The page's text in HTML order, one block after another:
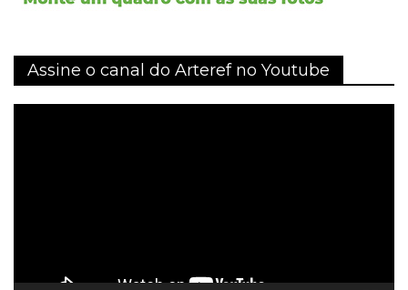
Assine o canal do Arteref no Youtube